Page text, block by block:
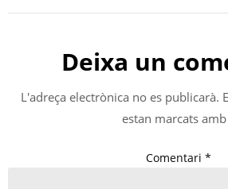
Deixa un
L'adreça electrònica no es publicarà.
estan marcats amb
Comentari *